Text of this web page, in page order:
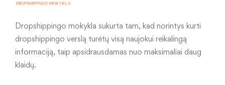
Dropshippingo mokykla sukurta tam, kad norintys kurti
dropshippingo verslą turėtų visą naujokui reikalingą
informaciją, taip apsidrausdamas nuo maksimaliai daug
klaidų.